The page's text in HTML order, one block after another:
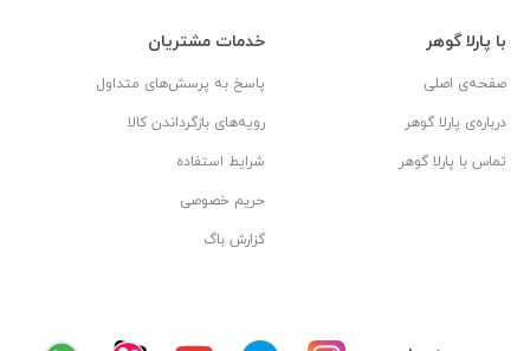
با پارلا گوهر
صفحه‌ی اصلی
درباره‌ی پارلا گوهر
تماس با پارلا گوهر
خدمات مشتریان
پاسخ به پرسش‌های متداول
رویه‌های بازگرداندن کالا
شرایط استفاده
حریم خصوصی
گزارش باگ